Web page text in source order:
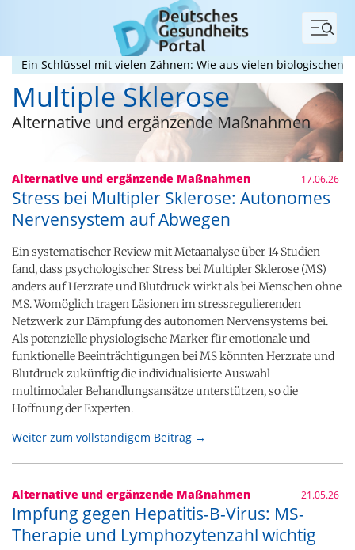
Menü
Schlüssel mit vielen Zähnen: Wie aus vielen biologischen
Multiple Sklerose
Alternative und ergänzende Maßnahmen
Alternative und ergänzende Maßnahmen 17.06.26
Stress bei Multipler Sklerose: Autonomes
Nervensystem auf Abwegen
Ein systematischer Review mit Metaanalyse über 14 Studien
fand, dass psychologischer Stress bei Multipler Sklerose (MS)
anders auf Herzrate und Blutdruck wirkt als bei Menschen ohne
MS. Womöglich tragen Läsionen im stressregulierenden
Netzwerk zur Dämpfung des autonomen Nervensystems bei.
Als potenzielle physiologische Marker für emotionale und
funktionelle Beeinträchtigungen bei MS könnten Herzrate und
Blutdruck zukünftig die individualisierte Auswahl
multimodaler Behandlungsansätze unterstützen, so die
Hoffnung der Experten.
Weiter zum vollständigem Beitrag →
Alternative und ergänzende Maßnahmen 21.05.26
Impfung gegen Hepatitis-B-Virus: MS-
Therapie und Lymphozytenzahl wichtig